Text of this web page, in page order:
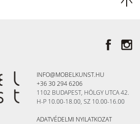
INFO@MOBELKUNST.HU
+36 30 294 6206
1102 BUDAPEST, HÖLGY UTCA 42.
H-P 10.00-18.00, SZ 10.00-16.00
ADATVÉDELMI NYILATKOZAT